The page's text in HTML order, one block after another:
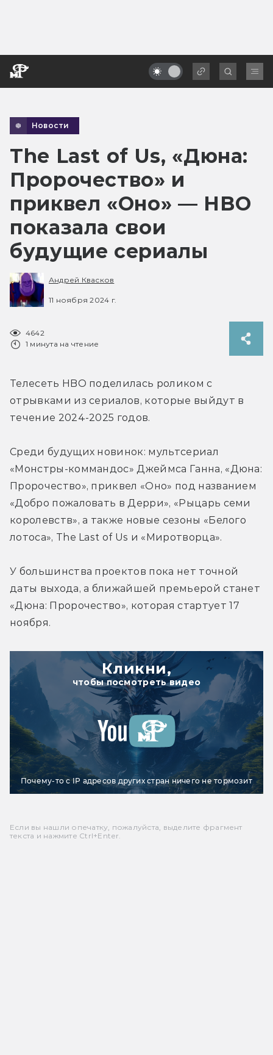
Новости
The Last of Us, «Дюна:
Пророчество» и
приквел «Оно» — HBO
показала свои
будущие сериалы
Андрей Квасков
11 ноября 2024 г.
4642
1 минута на чтение
Телесеть HBO поделилась роликом с
отрывками из сериалов, которые выйдут в
течение 2024-2025 годов.
Среди будущих новинок: мультсериал
«Монстры-коммандос» Джеймса Ганна, «Дюна:
«Добро пожаловать в Дерри», «Рыцарь семи
королевств», а также новые сезоны «Белого
лотоса», The Last of Us и «Миротворца».
У большинства проектов пока нет точной
даты выхода, а ближайшей премьерой станет
«Дюна: Пророчество», которая стартует 17
ноября.
Кликни,
чтобы посмотреть видео
Почему-то с IP адресов других стран ничего не тормозит
Если вы нашли опечатку, пожалуйста, выделите фрагмент
текста и нажмите Ctrl+Enter.